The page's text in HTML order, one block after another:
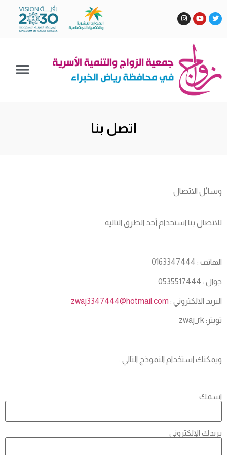
اتصل بنا
وسائل الاتصال
للاتصال بنا استخدام أحد الطرق التالية
الهاتف : 0163347444
جوال : 0535517444
البريد الالكتروني : zwaj3347444@hotmail.com
تويتر: zwaj_rk
ويمكنك استخدام النموذج التالي :
اسمك
بريدك الإلكتروني